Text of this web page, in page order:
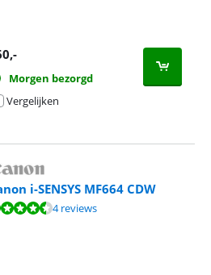
,-
Morgen bezorgd
Vergelijken
i-SENSYS MF664 CDW
op 4 reviews.
4 reviews